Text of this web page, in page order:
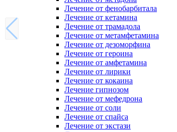
Лечение от фенобарбитала
Лечение от кетамина
Лечение от трамадола
Лечение от метамфетамина
Лечение от дезоморфина
Лечение от героина
Лечение от амфетамина
Лечение от лирики
Лечение от кокаина
Лечение гипнозом
Лечение от мефедрона
Лечение от соли
Лечение от спайса
Лечение от экстази